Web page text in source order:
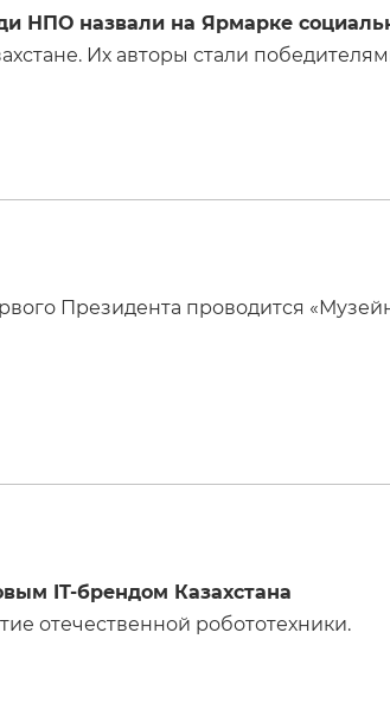
НПО назвали на Ярмарке
Их авторы стали
Президента проводится
IT-брендом Казахстана
отечественной робототехники.